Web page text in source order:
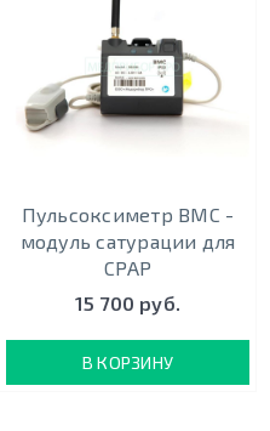
Пульсоксиметр BMC -
модуль сатурации для
CPAP
15 700 руб.
В КОРЗИНУ